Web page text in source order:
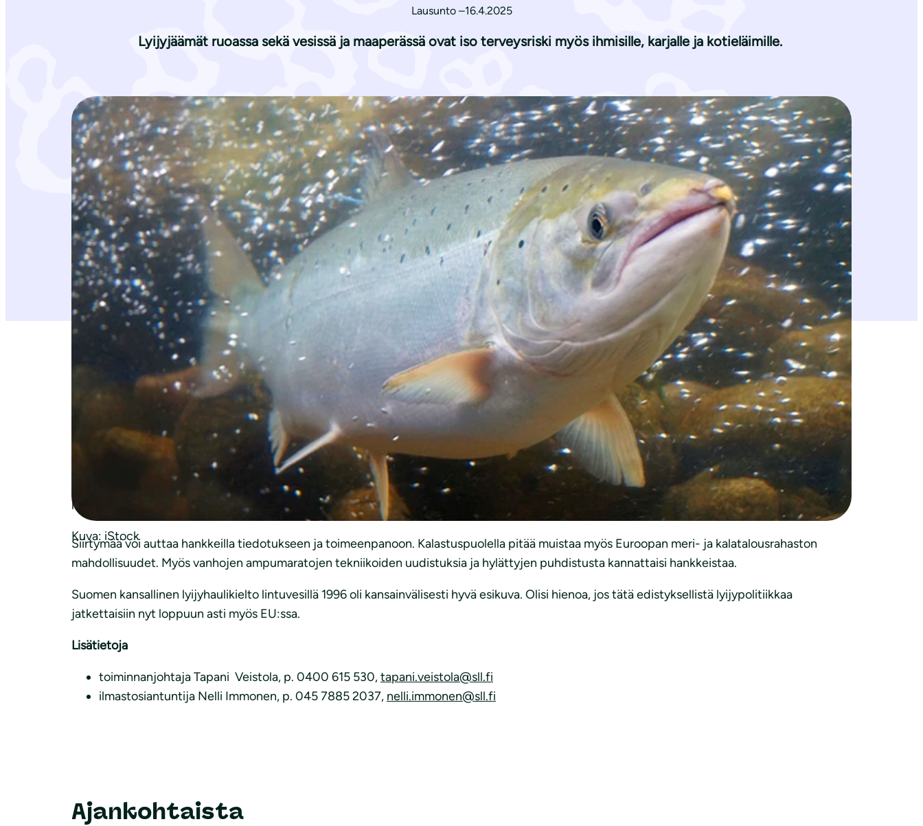
Lausunto –16.4.2025
Lyijyjäämät ruoassa sekä vesissä ja maaperässä ovat iso terveysriski myös ihmisille, karjalle ja kotieläimille.
Kuva: iStock
Ympäristön kannalta on parasta mitä nopeammin lyijyhaulit ja -painot saadaan pois luonnosta. EU:ssa kuolee noin miljoona lintua vuodessa
lyijymyrkytykseen. Lyijyjäämät ruoassa sekä vesissä ja maaperässä ovat iso terveysriski myös ihmisille, karjalle ja kotieläimille.
Komission esitykseen liittyy kompromissina poikkeuksia ja siirtymäaikoja ampumaurheilussa ja metsästyksessä sekä kalastuksessa. Tällainen
välillinen siirtymä toisaalta hidastaa tavoitteiden saavuttamista, mutta on toisaalta nopeuttanee päätösten tekemistä. Määräaikojen tulee olla
mahdollisimman lyhyitä ja poikkeusten rajattuja.
Lyijylle on parempia vaihtoehtoja. Mitä lyhyemmät siirtymäajat, sitä nopeammin vaihtoehtoiset tuotteet yleistyisivät ja halventuisivat tuotannon
laajentuessa. Kokonaiskielto helpottaisi valvontaa.
Siirtymää voi auttaa hankkeilla tiedotukseen ja toimeenpanoon. Kalastuspuolella pitää muistaa myös Euroopan meri- ja kalatalousrahaston
mahdollisuudet. Myös vanhojen ampumaratojen tekniikoiden uudistuksia ja hylättyjen puhdistusta kannattaisi hankkeistaa.
Suomen kansallinen lyijyhaulikielto lintuvesillä 1996 oli kansainvälisesti hyvä esikuva. Olisi hienoa, jos tätä edistyksellistä lyijypolitiikkaa
jatkettaisiin nyt loppuun asti myös EU:ssa.
Lisätietoja
toiminnanjohtaja Tapani Veistola, p. 0400 615 530,tapani.veistola@sll.fi
ilmastosiantuntija Nelli Immonen, p. 045 7885 2037, nelli.immonen@sll.fi
Ajankohtaista